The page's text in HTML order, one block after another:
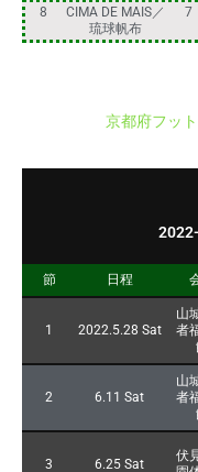
8
CIMA DE MAIS／
琉球帆布
7
京都府フッ
節 日程
1 2022.5.28 Sat
山
者
2 6.11 Sat
山
者
3 6.25 Sat
伏